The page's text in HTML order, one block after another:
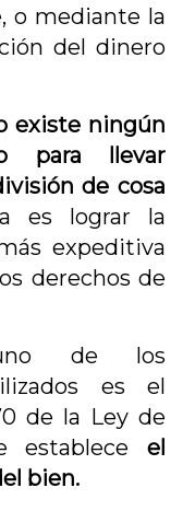
o mediante la
del dinero
existe ningún
para llevar
de cosa
es lograr la
expeditiva
derechos de
de los
es el
de la Ley de
establece el
bien.